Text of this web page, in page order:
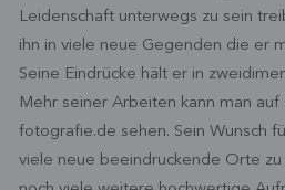
Leidenschaft unterwegs zu sein
ihn in viele neue Gegenden die er
Seine Eindrücke hält er in
Mehr seiner Arbeiten kann man auf
fotografie.de sehen. Sein Wunsch
viele neue beeindruckende Orte